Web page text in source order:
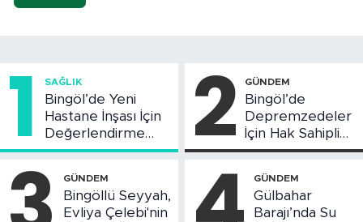
1 SAĞLIK
Bingöl’de Yeni
Hastane İnşası İçin
Değerlendirme
Toplantısı Yapıldı
2 GÜNDEM
Bingöl’de
Depremzedeler
İçin Hak Sahipliği
Askı Süreci
GÜNDEM
Bingöllü Seyyah,
Evliya Çelebi'nin
GÜNDEM
Gülbahar
Barajı’nda Su